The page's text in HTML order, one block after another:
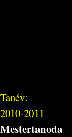
Tanév:
2010-2011
Mestertanoda